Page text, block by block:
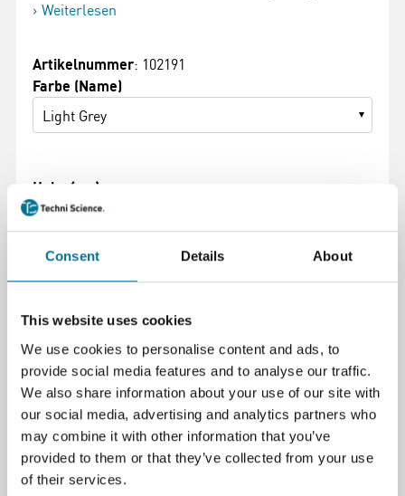
Consent Details About
This website uses cookies
We use cookies to personalise content and ads, to
provide social media features and to analyse our traffic.
We also share information about your use of our site with
our social media, advertising and analytics partners who
may combine it with other information that you’ve
provided to them or that they’ve collected from your use
of their services.
Weiterlesen
Artikelnummer: 102191
Farbe (Name)
Light Grey
Hohe (cm)
30 cm
Zum Warenkorb hinzufügen